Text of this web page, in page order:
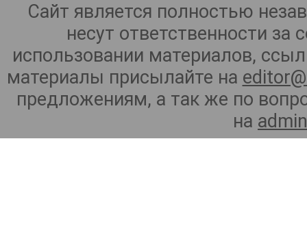
Сайт является полностью
несут ответственности
использовании материалов,
материалы присылайте на
предложениям, а так же по
на